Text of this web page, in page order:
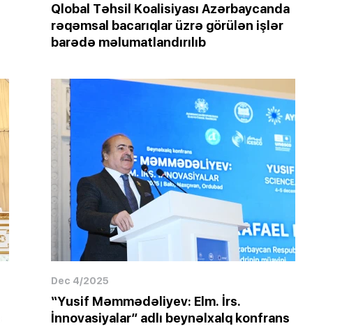
Qlobal Təhsil Koalisiyası Azərbaycanda
rəqəmsal bacarıqlar üzrə görülən işlər
barədə məlumatlandırılıb
Dec 4/2025
“Yusif Məmmədəliyev: Elm. İrs.
İnnovasiyalar” adlı beynəlxalq konfrans